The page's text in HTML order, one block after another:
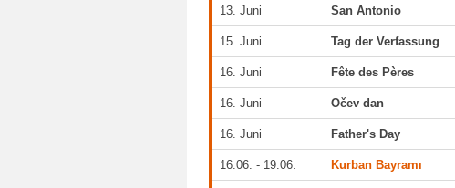
13. Juni San Antonio
15. Juni Tag der Verfassung
16. Juni Fête des Pères
16. Juni Očev dan
16. Juni Father's Day
16.06. - 19.06. Kurban Bayramı